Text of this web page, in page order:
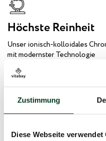
Zustimmung
Diese Webseite verwendet
Höchste Reinheit
Unser ionisch-kolloidales
mit modernster Technologie
reinem Chrom in ultrareinem
Ohne Zusätze, ohne
– für höchste Qualitätsstandards
maximale Reinheit.